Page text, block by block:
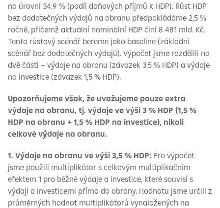
na úrovni 34,9 % (podíl daňových příjmů k HDP). Růst HDP
bez dodatečných výdajů na obranu předpokládáme 2,5 %
ročně, přičemž aktuální nominální HDP činí 8 481 mld. Kč.
Tento růstový scénář bereme jako baseline (základní
scénář bez dodatečných výdajů). Výpočet jsme rozdělili na
dvě části – výdaje na obranu (závazek 3,5 % HDP) a výdaje
na investice (závazek 1,5 % HDP).
Upozorňujeme však, že uvažujeme pouze extra
výdaje na obranu, tj. výdaje ve výši 3 % HDP (1,5 %
HDP na obranu + 1,5 % HDP na investice), nikoli
celkové výdaje na obranu.
1. Výdaje na obranu ve výši 3,5 % HDP: Pro výpočet
jsme použili multiplikátor s celkovým multiplikačním
efektem 1 pro běžné výdaje a investice, které souvisí s
výdaji a investicemi přímo do obrany. Hodnotu jsme určili z
průměrných hodnot multiplikátorů vynaložených na